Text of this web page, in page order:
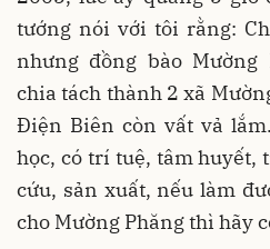
tướng nói với tôi rằng:
nhưng đồng bào Mường
chia tách thành 2 xã
Điện Biên còn vất vả
học, có trí tuệ, tâm
cứu, sản xuất, nếu làm
cho Mường Phăng thì hãy